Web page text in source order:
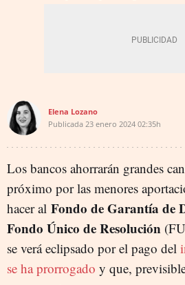
Elena Lozano
Publicada 23 enero 2024 02:35h
Los bancos ahorrarán grandes
próximo por las menores
hacer al Fondo de Garantía de
Fondo Único de Resolución
se verá eclipsado por el pago del
se ha prorrogado y que,